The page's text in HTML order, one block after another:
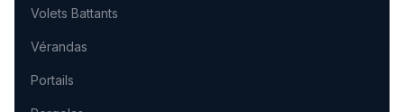
Volets Battants
Vérandas
Portails